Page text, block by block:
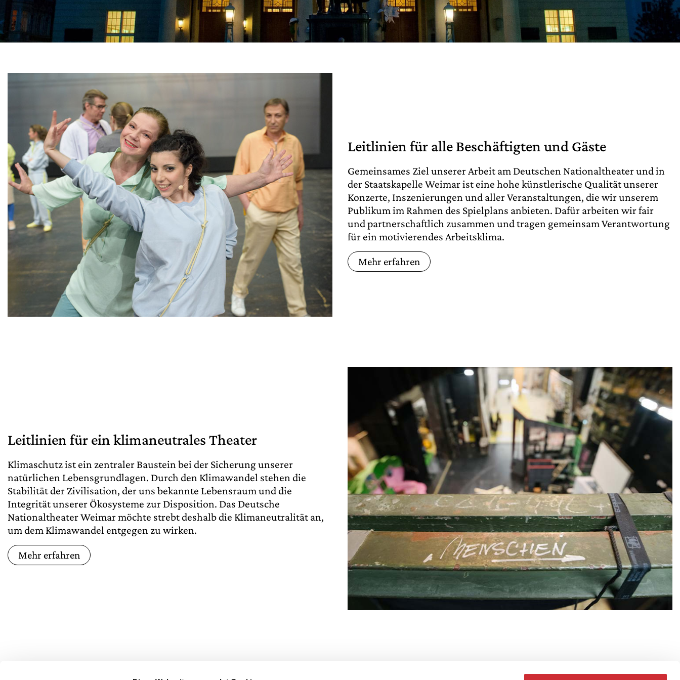
Leitlinien für alle Beschäftigten und Gäste
Gemeinsames Ziel unserer Arbeit am Deutschen Nationaltheater und in
der Staatskapelle Weimar ist eine hohe künstlerische Qualität unserer
Konzerte, Inszenierungen und aller Veranstaltungen, die wir unserem
Publikum im Rahmen des Spielplans anbieten. Dafür arbeiten wir fair
und partnerschaftlich zusammen und tragen gemeinsam Verantwortung
für ein motivierendes Arbeitsklima.
Mehr erfahren
Leitlinien für ein klimaneutrales Theater
Klimaschutz ist ein zentraler Baustein bei der Sicherung unserer
natürlichen Lebensgrundlagen. Durch den Klimawandel stehen die
Stabilität der Zivilisation, der uns bekannte Lebensraum und die
Integrität unserer Ökosysteme zur Disposition. Das Deutsche
Nationaltheater Weimar möchte strebt deshalb die Klimaneutralität an,
um dem Klimawandel entgegen zu wirken.
Mehr erfahren